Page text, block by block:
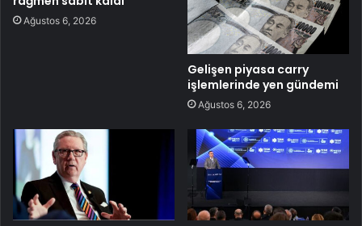
Ağustos 6, 2026
Gelişen piyasa carry
işlemlerinde yen gündemi
Ağustos 6, 2026